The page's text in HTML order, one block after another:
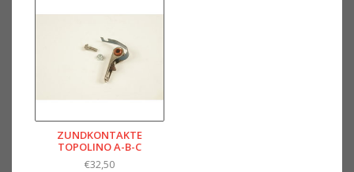
ZUNDKONTAKTE
TOPOLINO A-B-C
€32,50